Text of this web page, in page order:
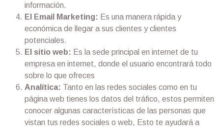
información.
El Email Marketing: Es una manera rápida y
económica de llegar a sus clientes y clientes
potenciales.
El sitio web: Es la sede principal en internet de tu
empresa en internet, donde el usuario encontrará todo
sobre lo que ofreces
Analítica: Tanto en las redes sociales como en tu
página web tienes los datos del tráfico, estos permiten
conocer algunas características de las personas que
vistan tus redes sociales o web, Esto te ayudará a